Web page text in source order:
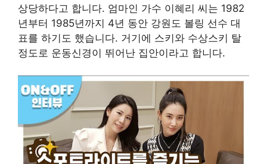
상당하다고 합니다. 엄마인 가수 이혜리 씨는 1982
년부터 1985년까지 4년 동안 강원도 볼링 선수 대
표를 하기도 했습니다. 거기에 스키와 수상스키 탈
정도로 운동신경이 뛰어난 집안이라고 합니다.